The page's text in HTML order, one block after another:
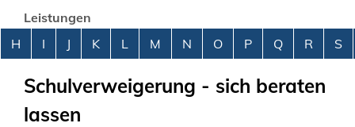
Leistungen
Alphabetisches Register überspringen
H I J K L M N O P Q R S
Schulverweigerung - sich beraten
lassen